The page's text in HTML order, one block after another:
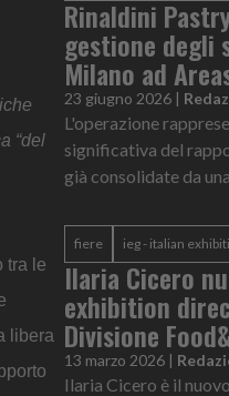
“del
tra le
libera
Rinaldini
gestione degli
Milano ad
23 giugno 2026 |
L'operazione
significativa del
già consolidate da
fiere ieg - italian
Ilaria Cicero
exhibition
Divisione
13 marzo 2026 |
Ilaria Cicero è il